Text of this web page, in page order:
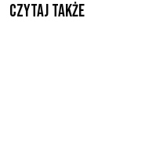
Czytaj także